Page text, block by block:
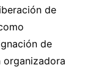
de
de
organizadora